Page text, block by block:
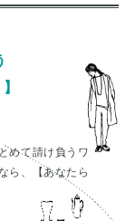
めて請け負うワ
ら、【あなたら